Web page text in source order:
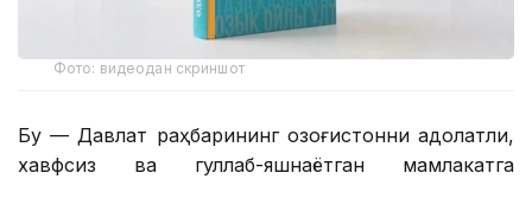
Фото: видеодан скриншот
Бу — Давлат раҳбарининг Қозоғистонни адолатли,
хавфсиз ва гуллаб-яшнаётган мамлакатга